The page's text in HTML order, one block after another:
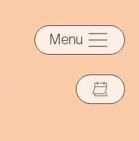
Menu